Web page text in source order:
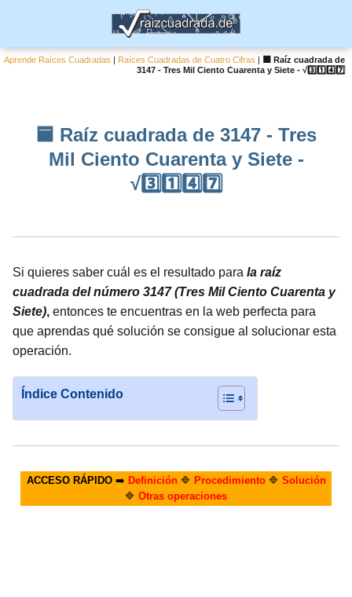
Aprende Raíces Cuadradas | Raíces Cuadradas de Cuatro Cifras |
🟦 Raíz cuadrada de
3147 - Tres Mil Ciento Cuarenta y Siete - √3️⃣1️⃣4️⃣7️⃣
🟦 Raíz cuadrada de 3147 - Tres
Mil Ciento Cuarenta y Siete -
√3️⃣1️⃣4️⃣7️⃣
Si quieres saber cuál es el resultado para la raíz
cuadrada del número 3147 (Tres Mil Ciento Cuarenta y
Siete), entonces te encuentras en la web perfecta para
que aprendas qué solución se consigue al solucionar esta
operación.
Índice Contenido
ACCESO RÁPIDO➡️ Definición🔷 Procedimiento🔷 Solución
🔷 Otras operaciones